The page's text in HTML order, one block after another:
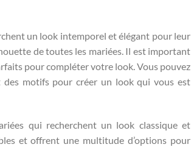
un look intemporel et élégant pour leur
de toutes les mariées. Il est important
pour compléter votre look. Vous pouvez
des motifs pour créer un look qui vous est
qui recherchent un look classique et
et offrent une multitude d’options pour